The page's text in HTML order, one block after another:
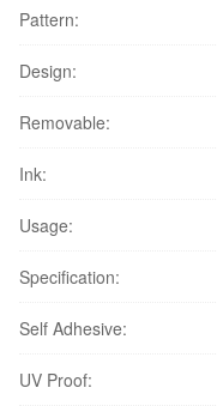
Pattern:
Design:
Removable:
Ink:
Usage:
Specification:
Self Adhesive:
UV Proof: